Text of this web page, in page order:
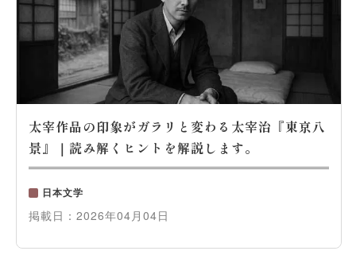
太宰作品の印象がガラリと変わる太宰治『東京八
景』｜読み解くヒントを解説します。
日本文学
掲載日： 2026年04月04日